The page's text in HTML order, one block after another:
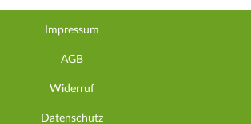
Impressum
AGB
Widerruf
Datenschutz